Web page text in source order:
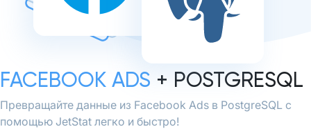
FACEBOOK ADS + POSTGRESQL
Превращайте данные из Facebook Ads в PostgreSQL с
помощью JetStat легко и быстро!